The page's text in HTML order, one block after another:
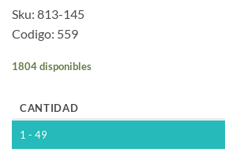
Sku: 813-145
Codigo: 559
1804 disponibles
CANTIDAD
1 - 49